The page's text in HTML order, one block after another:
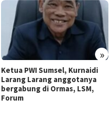
»
Ketua PWI Sumsel, Kurnaidi
Larang Larang anggotanya
bergabung di Ormas, LSM,
Forum